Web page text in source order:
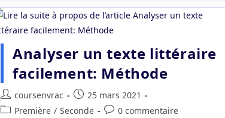
Analyser un texte littéraire
facilement: Méthode
Auteur/autrice
de
coursenvrac
Publication
publiée :
25 mars 2021
PostPremière / Seconde
Commentaires
0 commentaire